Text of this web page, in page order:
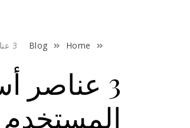
Home
Blog 3 عناصر أساسية في قصص المستخدم – شرح مبسط
3